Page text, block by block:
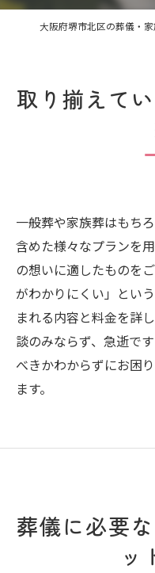
取り揃えて
一般葬や家族葬はもち
含めた様々なプランを
の想いに適したものを
がわかりにくい」とい
まれる内容と料金を詳
談のみならず、急逝で
べきかわからずにお困
ます。
葬儀に必要
ッ